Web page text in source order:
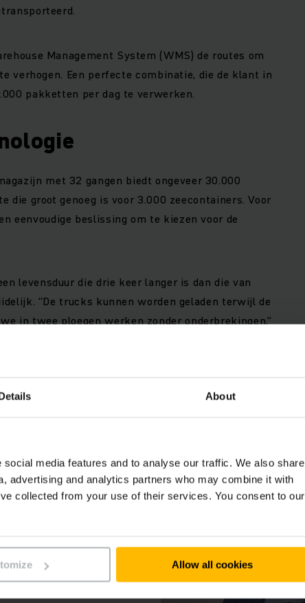
About
media features and to analyse our traffic. We also share
advertising and analytics partners who may combine it with
collected from your use of their services. You consent to our
Allow all cookies
Management System (WMS) de routes om
verhogen. Een perfecte combinatie, die de klant in
pakketten per dag te verwerken.
met 32 gangen biedt ongeveer 30.000
groot genoeg is voor 3.000 zeecontainers. Voor
eenvoudige beslissing om te kiezen voor de
levensduur die drie keer langer is dan die van
“De trucks kunnen worden geladen terwijl de
in twee ploegen werken zonder onderbrekingen,”
de
van